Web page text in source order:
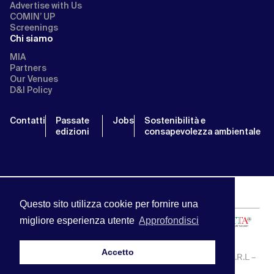
Questo sito utilizza cookie per fornire una
migliore esperienza utente Approfondisci
Accetto
Advertise with Us
COMIN’ UP
Screenings
Chi siamo
MIA
Partners
Our Venues
D&I Policy
Contatti
Passate
edizioni
Jobs
Sostenibilità e
consapevolezza ambientale
MIA | Mercato Internazionale Audiovisivo | APA SERVICE S.R.L –